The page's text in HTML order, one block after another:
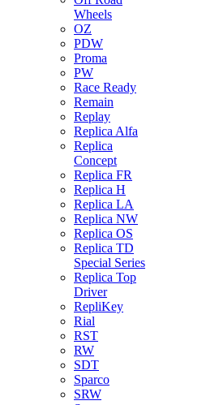
Wheels
OZ
PDW
Proma
PW
Race Ready
Remain
Replay
Replica Alfa
Replica
Concept
Replica FR
Replica H
Replica LA
Replica NW
Replica OS
Replica TD
Special Series
Replica Top
Driver
RepliKey
Rial
RST
RW
SDT
Sparco
SRW